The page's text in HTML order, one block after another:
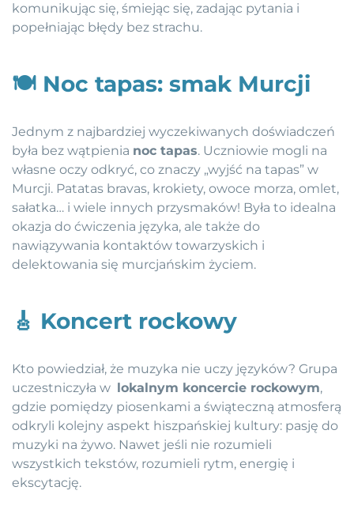
komunikując się, śmiejąc się, zadając pytania i
popełniając błędy bez strachu.
🍽️ Noc tapas: smak Murcji
Jednym z najbardziej wyczekiwanych doświadczeń
była bez wątpienia noc tapas. Uczniowie mogli na
własne oczy odkryć, co znaczy „wyjść na tapas” w
Murcji. Patatas bravas, krokiety, owoce morza, omlet,
sałatka… i wiele innych przysmaków! Była to idealna
okazja do ćwiczenia języka, ale także do
nawiązywania kontaktów towarzyskich i
delektowania się murcjańskim życiem.
🎸 Koncert rockowy
Kto powiedział, że muzyka nie uczy języków? Grupa
uczestniczyła w
lokalnym koncercie rockowym,
gdzie pomiędzy piosenkami a świąteczną atmosferą
odkryli kolejny aspekt hiszpańskiej kultury: pasję do
muzyki na żywo. Nawet jeśli nie rozumieli
wszystkich tekstów, rozumieli rytm, energię i
ekscytację.